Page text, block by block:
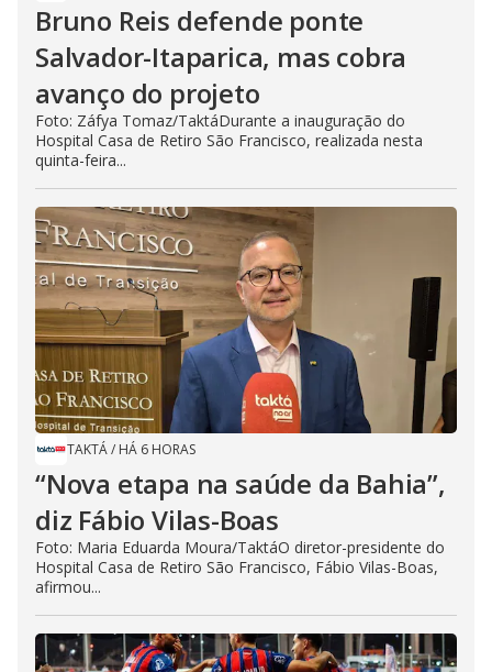
Bruno Reis defende ponte
Salvador-Itaparica, mas cobra
avanço do projeto
Foto: Záfya Tomaz/TaktáDurante a inauguração do
Hospital Casa de Retiro São Francisco, realizada nesta
quinta-feira...
TAKTÁ/ HÁ 6 HORAS
“Nova etapa na saúde da Bahia”,
diz Fábio Vilas-Boas
Foto: Maria Eduarda Moura/TaktáO diretor-presidente do
Hospital Casa de Retiro São Francisco, Fábio Vilas-Boas,
afirmou...